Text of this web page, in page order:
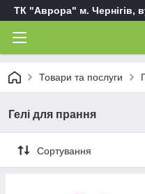
ТК "Аврора" м. Чернігів,
Товари та послуги
Гелі для прання
Сортування